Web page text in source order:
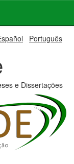
Português
e Dissertações